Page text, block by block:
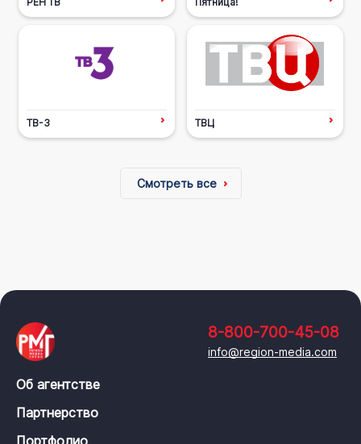
ТВ-3 ТВЦ
Смотреть все
8-800-700-45-08
info@region-media.com
Об агентстве
Партнерство
Портфолио